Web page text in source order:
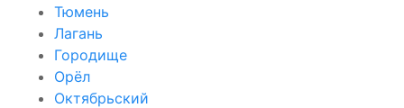
Тюмень
Лагань
Городище
Орёл
Октябрьский